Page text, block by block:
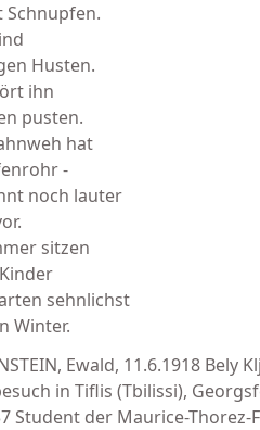
Schnupfen.
Husten.
ihn
pusten.
hat
-
noch lauter
sitzen
sehnlichst
Winter.
Ewald, 11.6.1918
in Tiflis (Tbilissi),
Student der Maurice-